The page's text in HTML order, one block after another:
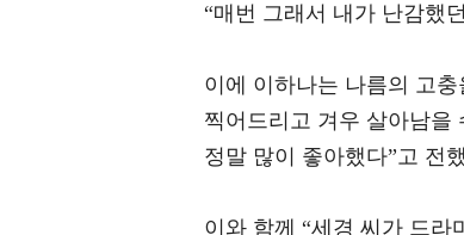
“매번 그래서 내가 난감했
이에 이하나는 나름의 고
찍어드리고 겨우 살아남을
정말 많이 좋아했다”고 전
이와 함께 “세경 씨가 드라